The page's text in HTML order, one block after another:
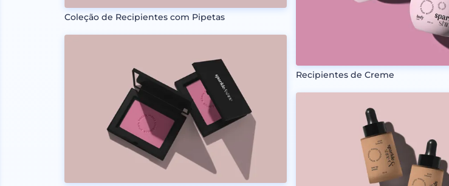
Coleção de Recipientes com Pipetas
Recipientes de Creme